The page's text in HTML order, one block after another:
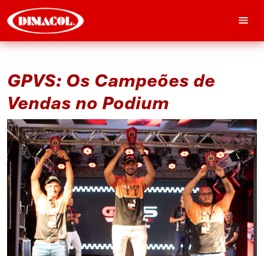
GPVS: Os Campeões de
Vendas no Podium